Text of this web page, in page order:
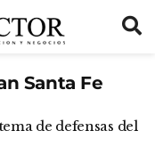
Santa Fe
de defensas del